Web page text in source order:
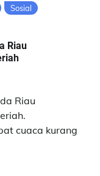
Sosial
Riau
Riau
cuaca kurang